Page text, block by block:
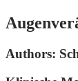
Authors: